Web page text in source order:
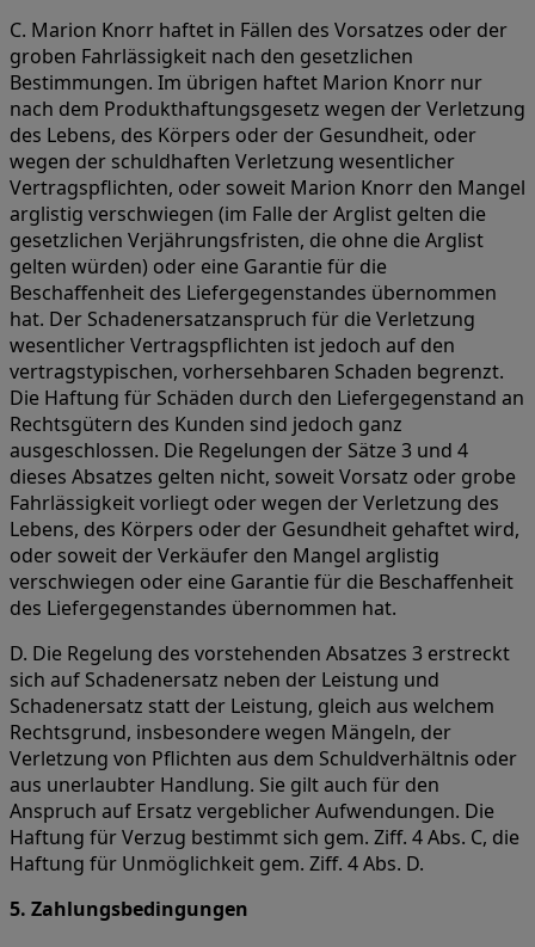
C. Marion Knorr haftet in Fällen des Vorsatzes oder der
groben Fahrlässigkeit nach den gesetzlichen
Bestimmungen. Im übrigen haftet Marion Knorr nur
nach dem Produkthaftungsgesetz wegen der Verletzung
des Lebens, des Körpers oder der Gesundheit, oder
wegen der schuldhaften Verletzung wesentlicher
Vertragspflichten, oder soweit Marion Knorr den Mangel
arglistig verschwiegen (im Falle der Arglist gelten die
gesetzlichen Verjährungsfristen, die ohne die Arglist
gelten würden) oder eine Garantie für die
Beschaffenheit des Liefergegenstandes übernommen
hat. Der Schadenersatzanspruch für die Verletzung
wesentlicher Vertragspflichten ist jedoch auf den
vertragstypischen, vorhersehbaren Schaden begrenzt.
Die Haftung für Schäden durch den Liefergegenstand an
Rechtsgütern des Kunden sind jedoch ganz
ausgeschlossen. Die Regelungen der Sätze 3 und 4
dieses Absatzes gelten nicht, soweit Vorsatz oder grobe
Fahrlässigkeit vorliegt oder wegen der Verletzung des
Lebens, des Körpers oder der Gesundheit gehaftet wird,
oder soweit der Verkäufer den Mangel arglistig
verschwiegen oder eine Garantie für die Beschaffenheit
des Liefergegenstandes übernommen hat.
D. Die Regelung des vorstehenden Absatzes 3 erstreckt
sich auf Schadenersatz neben der Leistung und
Schadenersatz statt der Leistung, gleich aus welchem
Rechtsgrund, insbesondere wegen Mängeln, der
Verletzung von Pflichten aus dem Schuldverhältnis oder
aus unerlaubter Handlung. Sie gilt auch für den
Anspruch auf Ersatz vergeblicher Aufwendungen. Die
Haftung für Verzug bestimmt sich gem. Ziff. 4 Abs. C, die
Haftung für Unmöglichkeit gem. Ziff. 4 Abs. D.
5. Zahlungsbedingungen